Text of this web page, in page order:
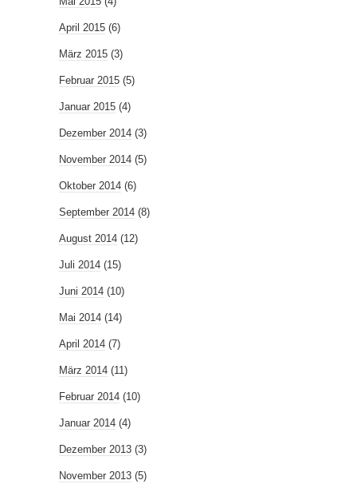
April 2015 (6)
März 2015 (3)
Februar 2015 (5)
Januar 2015 (4)
Dezember 2014 (3)
November 2014 (5)
Oktober 2014 (6)
September 2014 (8)
August 2014 (12)
Juli 2014 (15)
Juni 2014 (10)
Mai 2014 (14)
April 2014 (7)
März 2014 (11)
Februar 2014 (10)
Januar 2014 (4)
Dezember 2013 (3)
November 2013 (5)